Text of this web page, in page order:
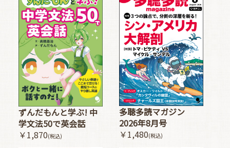
ずんだもんと学ぶ! 中
学文法50で英会話
￥1,870(税込)
多聴多読マガジン
2026年8月号
￥1,480(税込)